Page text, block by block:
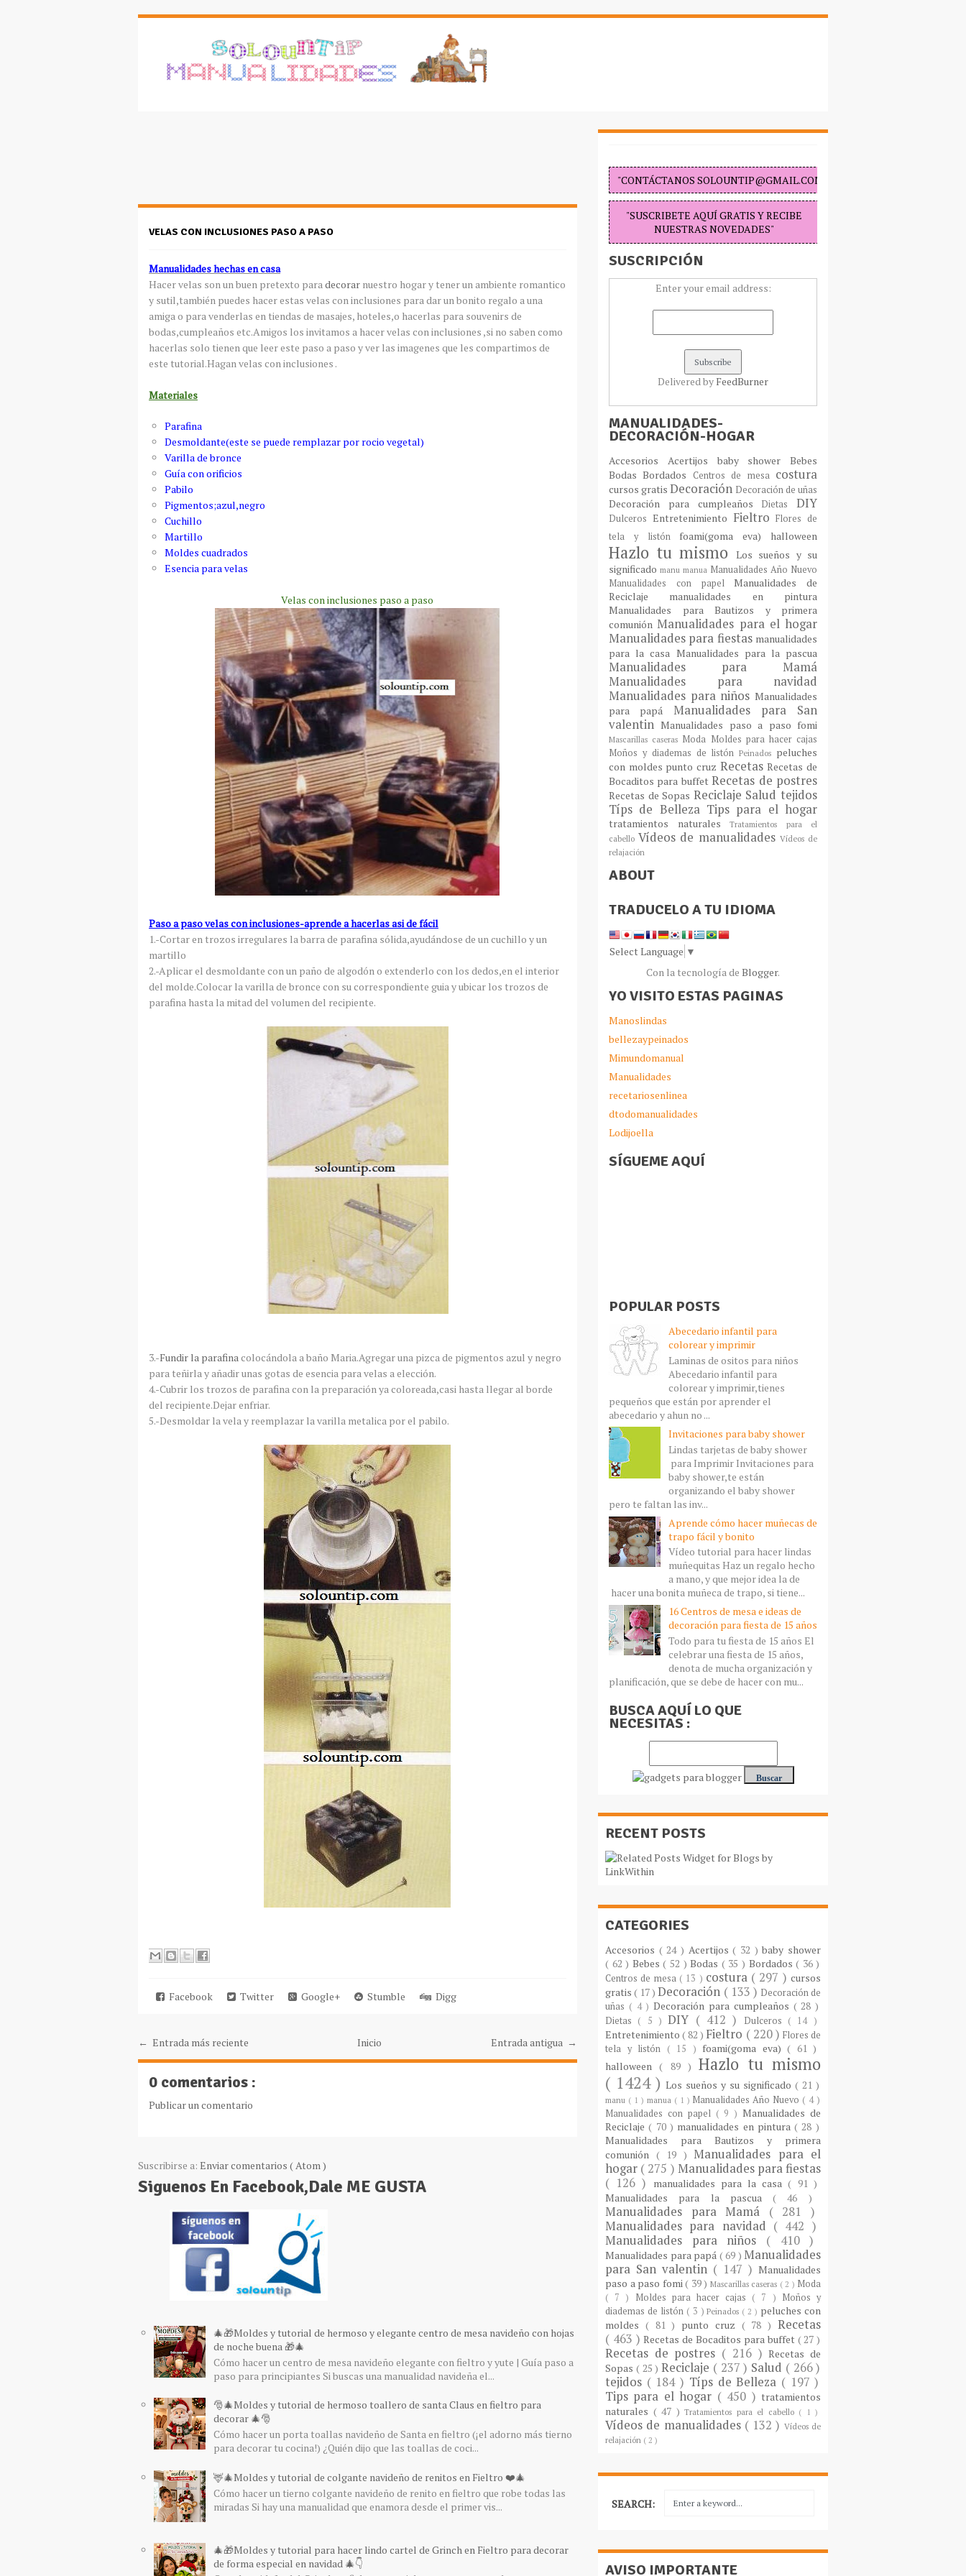
VELAS CON INCLUSIONES PASO A PASO
Manualidades hechas en casa
Hacer velas son un buen pretexto paradecorar nuestro hogar y tener un ambiente romantico
y sutil,también puedes hacer estas velas con inclusiones para dar un bonito regalo a una
amiga o para venderlas en tiendas de masajes, hoteles,o hacerlas para souvenirs de
bodas,cumpleaños etc.Amigos los invitamos a hacer velas con inclusiones ,si no saben como
hacerlas solo tienen que leer este paso a paso y ver las imagenes que les compartimos de
este tutorial.Hagan velas con inclusiones .
Materiales
Parafina
Desmoldante(este se puede remplazar por rocio vegetal)
Varilla de bronce
Guía con orificios
Pabilo
Pigmentos;azul,negro
Cuchillo
Martillo
Moldes cuadrados
Esencia para velas
Velas con inclusiones paso a paso
Paso a paso velas con inclusiones-aprende a hacerlas asi de fácil
1.-Cortar en trozos irregulares la barra de parafina sólida,ayudándose de un cuchillo y un
martillo
2.-Aplicar el desmoldante con un paño de algodón o extenderlo con los dedos,en el interior
del molde.Colocar la varilla de bronce con su correspondiente guia y ubicar los trozos de
parafina hasta la mitad del volumen del recipiente.
3.-Fundir la parafinacolocándola a baño Maria.Agregar una pizca de pigmentos azul y negro
para teñirla y añadir unas gotas de esencia para velas a elección.
4.-Cubrir los trozos de parafina con la preparación ya coloreada,casi hasta llegar al borde
del recipiente.Dejar enfriar.
5.-Desmoldar la vela y reemplazar la varilla metalica por el pabilo.
Facebook Twitter Google+ Stumble Digg
← Entrada más reciente Entrada antigua →
Inicio
0 comentarios :
Publicar un comentario
Suscribirse a: Enviar comentarios ( Atom )
Siguenos En Facebook,Dale ME GUSTA
🎄🎁Moldes y tutorial de hermoso y elegante centro de mesa navideño con hojas
de noche buena 🎁🎄
Cómo hacer un centro de mesa navideño elegante con fieltro y yute | Guía paso a
paso para principiantes Si buscas una manualidad navideña el...
🎅🎄Moldes y tutorial de hermoso toallero de santa Claus en fieltro para
decorar 🎄🎅
Cómo hacer un porta toallas navideño de Santa en fieltro (¡el adorno más tierno
para decorar tu cocina!) ¿Quién dijo que las toallas de coci...
🦌🎄Moldes y tutorial de colgante navideño de renitos en Fieltro ❤️🎄
Cómo hacer un tierno colgante navideño de renito en fieltro que robe todas las
miradas Si hay una manualidad que enamora desde el primer vis...
🎄🎁Moldes y tutorial para hacer lindo cartel de Grinch en Fieltro para decorar
de forma especial en navidad 🎄👇
"CONTÁCTANOS SOLOUNTIP@GMAIL.COM "
"SUSCRIBETE AQUÍ GRATIS Y RECIBE
NUESTRAS NOVEDADES"
SUSCRIPCIÓN
Enter your email address:
Delivered by FeedBurner
MANUALIDADES-
DECORACIÓN-HOGAR
Accesorios Acertijos baby shower Bebes
BodasBordados Centros de mesa costura
cursos gratis Decoración Decoración de uñas
Decoración para cumpleaños Dietas DIY
Dulceros Entretenimiento FieltroFlores de
tela y listón foami(goma eva) halloween
Hazlo tu mismo
Los sueños y su
significado manu manua Manualidades Año Nuevo
Manualidades con papelManualidades de
Reciclaje manualidades en pintura
Manualidades para Bautizos y primera
comuniónManualidades para el hogar
Manualidades para fiestas manualidades
para la casa Manualidades para la pascua
Manualidades para Mamá
Manualidades para navidad
Manualidades para niños Manualidades
para papá Manualidades para San
valentinManualidades paso a paso fomi
Mascarillas caseras Moda Moldes para hacer cajas
Moños y diademas de listónPeinados peluches
con moldes punto cruz RecetasRecetas de
Bocaditos para buffetRecetas de postres
Recetas de Sopas Reciclaje Saludtejidos
Típs de Belleza Tips para el hogar
tratamientos naturales
Tratamientos para el
cabello Vídeos de manualidades Vídeos de
relajación
ABOUT
TRADUCELO A TU IDIOMA
Select Language ▼
Con la tecnología de Blogger.
YO VISITO ESTAS PAGINAS
Manoslindas
bellezaypeinados
Mimundomanual
Manualidades
recetariosenlinea
dtodomanualidades
Lodijoella
SÍGUEME AQUÍ
POPULAR POSTS
Abecedario infantil para
colorear y imprimir
Laminas de ositos para niños
Abecedario infantil para
colorear y imprimir,tienes
pequeños que están por aprender el
abecedario y ahun no ...
Invitaciones para baby shower
Lindas tarjetas de baby shower
para Imprimir Invitaciones para
baby shower,te están
organizando el baby shower
pero te faltan las inv...
Aprende cómo hacer muñecas de
trapo fácil y bonito
Vídeo tutorial para hacer lindas
muñequitas Haz un regalo hecho
a mano, y que mejor idea la de
hacer una bonita muñeca de trapo, si tiene...
16 Centros de mesa e ideas de
decoración para fiesta de 15 años
Todo para tu fiesta de 15 años El
celebrar una fiesta de 15 años,
denota de mucha organización y
planificación, que se debe de hacer con mu...
BUSCA AQUÍ LO QUE
NECESITAS :
RECENT POSTS
CATEGORIES
Accesorios ( 24 ) Acertijos( 32 )baby shower
( 62 ) Bebes( 52 )Bodas ( 35 ) Bordados( 36 )
Centros de mesa ( 13 ) costura ( 297 )cursos
gratis( 17 )Decoración ( 133 ) Decoración de
uñas ( 4 )Decoración para cumpleaños ( 28 )
Dietas ( 5 )DIY ( 412 ) Dulceros ( 14 )
Entretenimiento( 82 ) Fieltro ( 220 ) Flores de
tela y listón ( 15 ) foami(goma eva)( 61 )
halloween( 89 )Hazlo tu mismo
( 1424 ) Los sueños y su significado ( 21 )
manu ( 1 ) manua ( 1 ) Manualidades Año Nuevo ( 4 )
Manualidades con papel ( 9 )Manualidades de
Reciclaje( 70 ) manualidades en pintura( 28 )
Manualidades para Bautizos y primera
comunión ( 19 ) Manualidades para el
hogar ( 275 ) Manualidades para fiestas
( 126 )
manualidades para la casa( 91 )
Manualidades para la pascua( 46 )
Manualidades para Mamá ( 281 )
Manualidades para navidad ( 442 )
Manualidades para niños ( 410 )
Manualidades para papá ( 69 ) Manualidades
para San valentin ( 147 ) Manualidades
paso a paso fomi( 39 ) Mascarillas caseras ( 2 ) Moda
( 7 ) Moldes para hacer cajas ( 7 ) Moños y
diademas de listón ( 3 )Peinados ( 2 ) peluches con
moldes ( 81 ) punto cruz ( 78 )Recetas
( 463 )Recetas de Bocaditos para buffet ( 27 )
Recetas de postres ( 216 )Recetas de
Sopas ( 25 ) Reciclaje ( 237 ) Salud ( 266 )
tejidos ( 184 ) Típs de Belleza ( 197 )
Tips para el hogar ( 450 )tratamientos
naturales ( 47 )Tratamientos para el cabello ( 1 )
Vídeos de manualidades ( 132 ) Vídeos de
relajación ( 2 )
SEARCH:
AVISO IMPORTANTE